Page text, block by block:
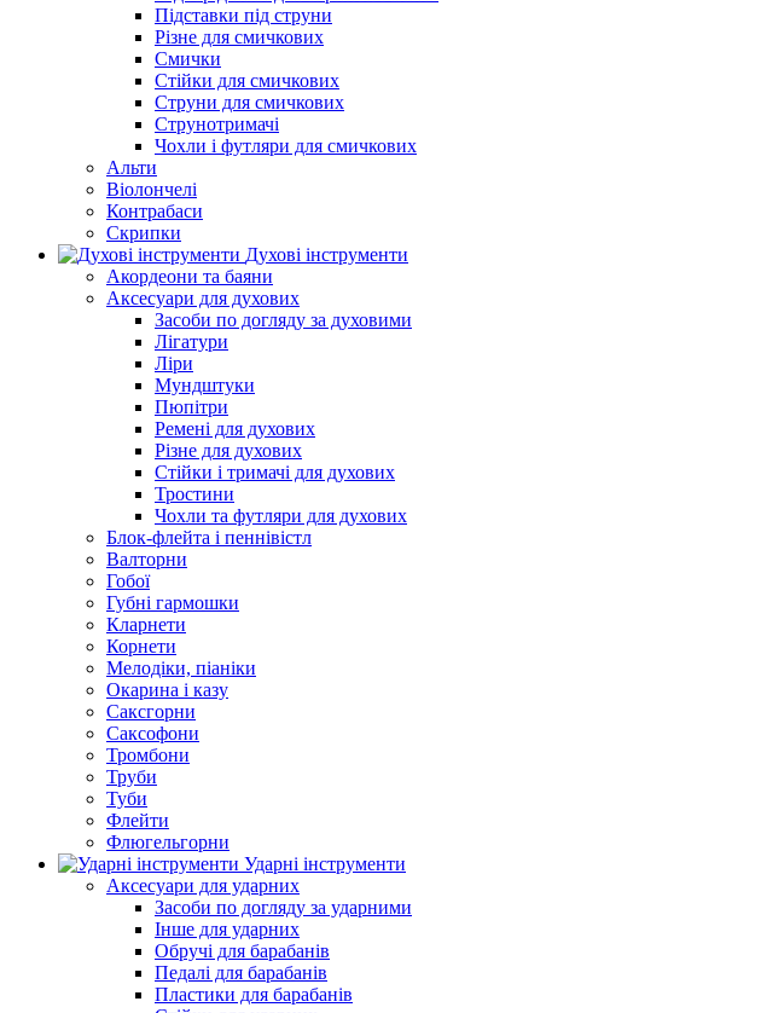
Підставки під струни
Різне для смичкових
Смички
Стійки для смичкових
Струни для смичкових
Струнотримачі
Чохли і футляри для смичкових
Альти
Віолончелі
Контрабаси
Скрипки
Духові інструменти
Акордеони та баяни
Аксесуари для духових
Засоби по догляду за духовими
Лігатури
Ліри
Мундштуки
Пюпітри
Ремені для духових
Різне для духових
Стійки і тримачі для духових
Тростини
Чохли та футляри для духових
Блок-флейта і пеннівістл
Валторни
Гобої
Губні гармошки
Кларнети
Корнети
Мелодіки, піаніки
Окарина і казу
Саксгорни
Саксофони
Тромбони
Труби
Туби
Флейти
Флюгельгорни
Ударні інструменти
Аксесуари для ударних
Засоби по догляду за ударними
Інше для ударних
Обручі для барабанів
Педалі для барабанів
Пластики для барабанів